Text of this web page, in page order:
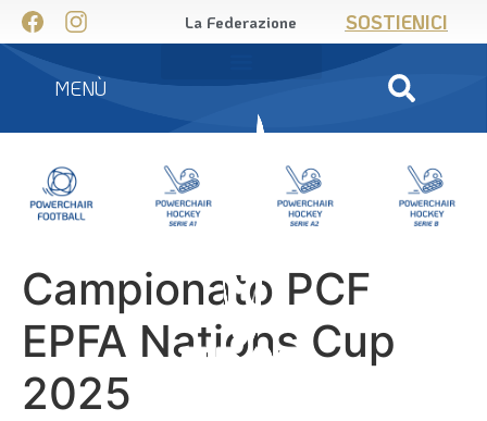
La Federazione SOSTIENICI
MENÙ
Campionato PCF
EPFA Nations Cup
2025